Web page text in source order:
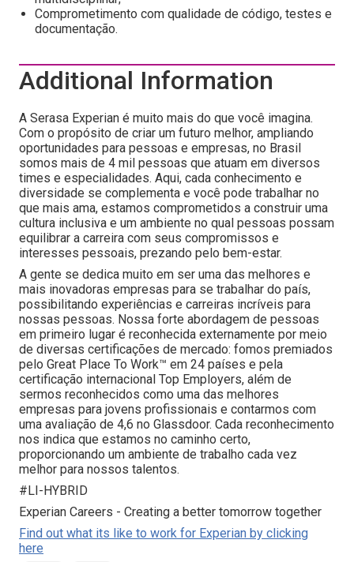
Comprometimento com qualidade de código, testes e
documentação.
Additional Information
A Serasa Experian é muito mais do que você imagina.
Com o propósito de criar um futuro melhor, ampliando
oportunidades para pessoas e empresas, no Brasil
somos mais de 4 mil pessoas que atuam em diversos
times e especialidades. Aqui, cada conhecimento e
diversidade se complementa e você pode trabalhar no
que mais ama, estamos comprometidos a construir uma
cultura inclusiva e um ambiente no qual pessoas possam
equilibrar a carreira com seus compromissos e
interesses pessoais, prezando pelo bem-estar.
A gente se dedica muito em ser uma das melhores e
mais inovadoras empresas para se trabalhar do país,
possibilitando experiências e carreiras incríveis para
nossas pessoas. Nossa forte abordagem de pessoas
em primeiro lugar é reconhecida externamente por meio
de diversas certificações de mercado: fomos premiados
pelo Great Place To Work™ em 24 países e pela
certificação internacional Top Employers, além de
sermos reconhecidos como uma das melhores
empresas para jovens profissionais e contarmos com
uma avaliação de 4,6 no Glassdoor. Cada reconhecimento
nos indica que estamos no caminho certo,
proporcionando um ambiente de trabalho cada vez
melhor para nossos talentos.
#LI-HYBRID
Experian Careers - Creating a better tomorrow together
Find out what its like to work for Experian by clicking
here